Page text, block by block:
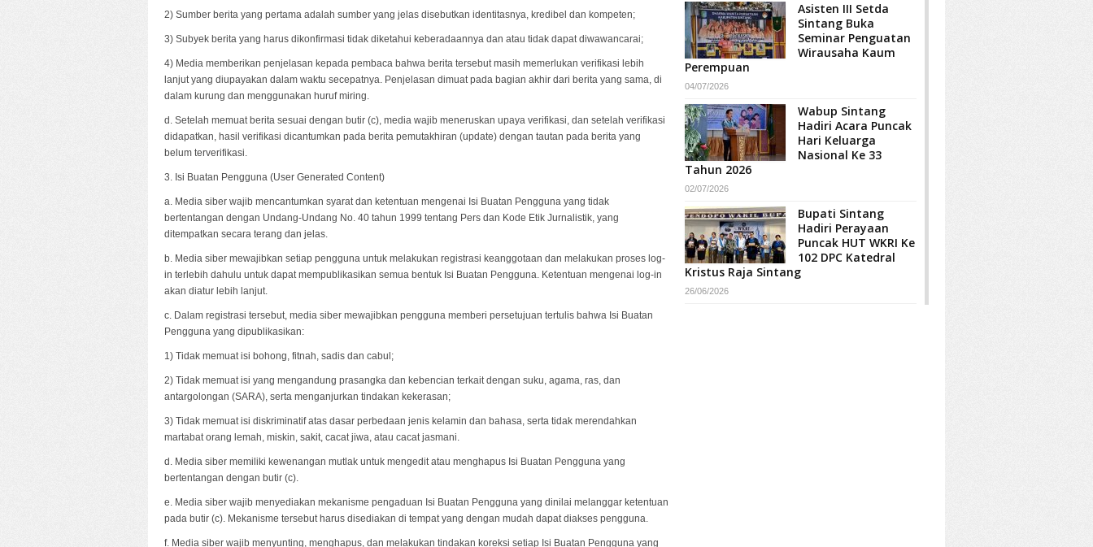
2) Sumber berita yang pertama adalah sumber yang jelas disebutkan identitasnya, kredibel dan kompeten;
3) Subyek berita yang harus dikonfirmasi tidak diketahui keberadaannya dan atau tidak dapat diwawancarai;
4) Media memberikan penjelasan kepada pembaca bahwa berita tersebut masih memerlukan verifikasi lebih
lanjut yang diupayakan dalam waktu secepatnya. Penjelasan dimuat pada bagian akhir dari berita yang sama, di
dalam kurung dan menggunakan huruf miring.
d. Setelah memuat berita sesuai dengan butir (c), media wajib meneruskan upaya verifikasi, dan setelah verifikasi
didapatkan, hasil verifikasi dicantumkan pada berita pemutakhiran (update) dengan tautan pada berita yang
belum terverifikasi.
3. Isi Buatan Pengguna (User Generated Content)
a. Media siber wajib mencantumkan syarat dan ketentuan mengenai Isi Buatan Pengguna yang tidak
bertentangan dengan Undang-Undang No. 40 tahun 1999 tentang Pers dan Kode Etik Jurnalistik, yang
ditempatkan secara terang dan jelas.
b. Media siber mewajibkan setiap pengguna untuk melakukan registrasi keanggotaan dan melakukan proses log-
in terlebih dahulu untuk dapat mempublikasikan semua bentuk Isi Buatan Pengguna. Ketentuan mengenai log-in
akan diatur lebih lanjut.
c. Dalam registrasi tersebut, media siber mewajibkan pengguna memberi persetujuan tertulis bahwa Isi Buatan
Pengguna yang dipublikasikan:
1) Tidak memuat isi bohong, fitnah, sadis dan cabul;
2) Tidak memuat isi yang mengandung prasangka dan kebencian terkait dengan suku, agama, ras, dan
antargolongan (SARA), serta menganjurkan tindakan kekerasan;
3) Tidak memuat isi diskriminatif atas dasar perbedaan jenis kelamin dan bahasa, serta tidak merendahkan
martabat orang lemah, miskin, sakit, cacat jiwa, atau cacat jasmani.
d. Media siber memiliki kewenangan mutlak untuk mengedit atau menghapus Isi Buatan Pengguna yang
bertentangan dengan butir (c).
e. Media siber wajib menyediakan mekanisme pengaduan Isi Buatan Pengguna yang dinilai melanggar ketentuan
pada butir (c). Mekanisme tersebut harus disediakan di tempat yang dengan mudah dapat diakses pengguna.
f. Media siber wajib menyunting, menghapus, dan melakukan tindakan koreksi setiap Isi Buatan Pengguna yang
Asisten III Setda
Sintang Buka
Seminar Penguatan
Wirausaha Kaum
Perempuan
04/07/2026
Wabup Sintang
Hadiri Acara Puncak
Hari Keluarga
Nasional Ke 33
Tahun 2026
02/07/2026
Bupati Sintang
Hadiri Perayaan
Puncak HUT WKRI Ke
102 DPC Katedral
Kristus Raja Sintang
26/06/2026